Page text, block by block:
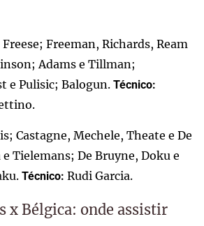
Freese; Freeman, Richards, Ream
Adams e Tillman;
e Pulisic; Balogun. Técnico:
Castagne, Mechele, Theate e De
e Tielemans; De Bruyne, Doku e
Técnico: Rudi Garcia.
x Bélgica: onde assistir